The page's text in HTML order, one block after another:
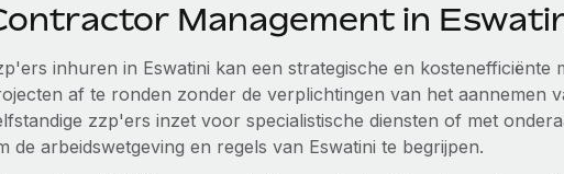
Management in
inhuren in Eswatini kan een strategische en kostenefficiënte
af te ronden zonder de verplichtingen van het aannemen
zzp'ers inzet voor specialistische diensten of met
de arbeidswetgeving en regels van Eswatini te begrijpen.